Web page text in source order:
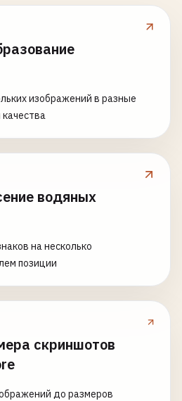
изображений в разные
водяных
на несколько
позиции
скриншотов
до размеров